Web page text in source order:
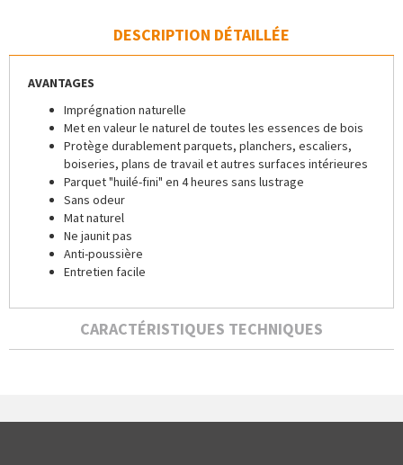
DESCRIPTION DÉTAILLÉE
AVANTAGES
Imprégnation naturelle
Met en valeur le naturel de toutes les essences de bois
Protège durablement parquets, planchers, escaliers,
boiseries, plans de travail et autres surfaces intérieures
Parquet "huilé-fini" en 4 heures sans lustrage
Sans odeur
Mat naturel
Ne jaunit pas
Anti-poussière
Entretien facile
CARACTÉRISTIQUES TECHNIQUES